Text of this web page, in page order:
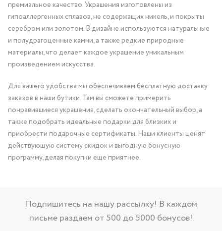
премиальное качество. Украшения изготовлены из
гипоаллергенных сплавов, не содержащих никель, и покрыты
серебром или золотом. В дизайне используются натуральные
и полудрагоценные камни, а также редкие природные
материалы, что делает каждое украшение уникальным
произведением искусства.
Для вашего удобства мы обеспечиваем бесплатную доставку
заказов в наши бутики. Там вы сможете примерить
понравившиеся украшения, сделать окончательный выбор, а
также подобрать идеальные подарки для близких и
приобрести подарочные сертификаты. Наши клиенты ценят
действующую систему скидок и выгодную бонусную
программу, делая покупки еще приятнее.
Подпишитесь на нашу рассылку! В каждом
письме раздаем от 500 до 5000 бонусов!